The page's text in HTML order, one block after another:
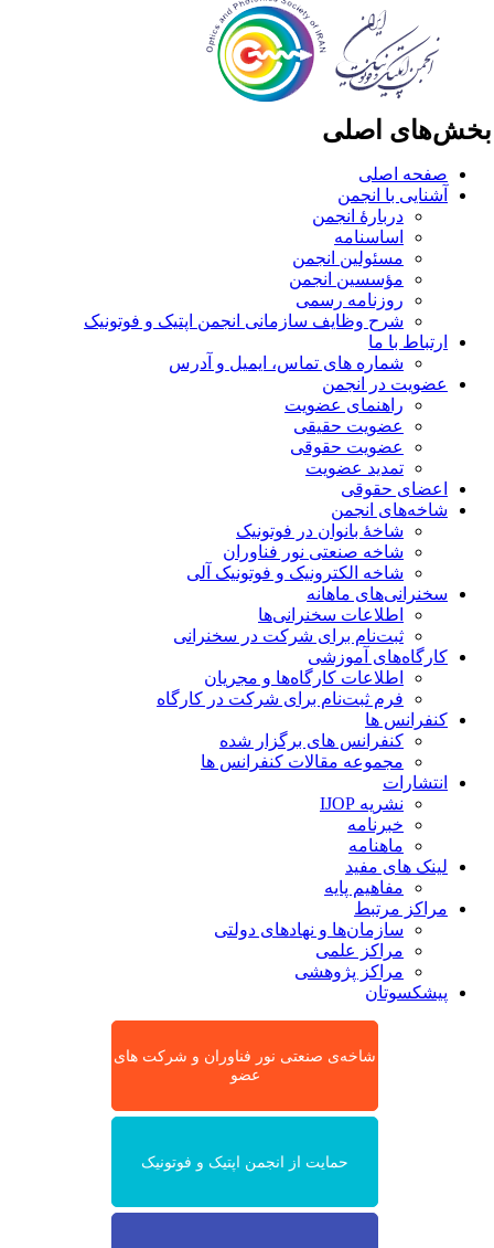
اصلی
صفحه اصلی
آشنایی با انجمن
دربارۀ انجمن
اساسنامه
مسئولین انجمن
مؤسسین انجمن
روزنامه رسمی
شرح وظایف سازمانی انجمن اپتیک و فوتونیک
ارتباط با ما
شماره های تماس، ایمیل و آدرس
عضویت در انجمن
راهنمای عضویت
عضویت حقیقی
عضویت حقوقی
تمدید عضویت
اعضای حقوقی
شاخه‌های انجمن
شاخۀ بانوان در فوتونیک
شاخه صنعتی نور فناوران
شاخه‌ الکترونیک و فوتونیک آلی
سخنرانی‌های ماهانه
اطلاعات سخنرانی‌‌ها
ثبت‌نام برای شرکت در سخنرانی
کارگاه‌های آموزشی
اطلاعات کارگاه‌ها و مجریان
فرم ثبت‌نام برای شرکت در کارگاه
کنفرانس ها
کنفرانس های برگزار شده
مجموعه مقالات کنفرانس ها
انتشارات
نشریه IJOP
خبرنامه
ماهنامه
لینک های مفید
مفاهیم پایه
مراکز مرتبط
سازمان‌ها و نهادهای دولتی
مراکز علمی
مراکز پژوهشی
پیشکسوتان
شاخه‌ی صنعتی نور فناوران و شرکت های
عضو
حمایت از انجمن اپتیک و فوتونیک